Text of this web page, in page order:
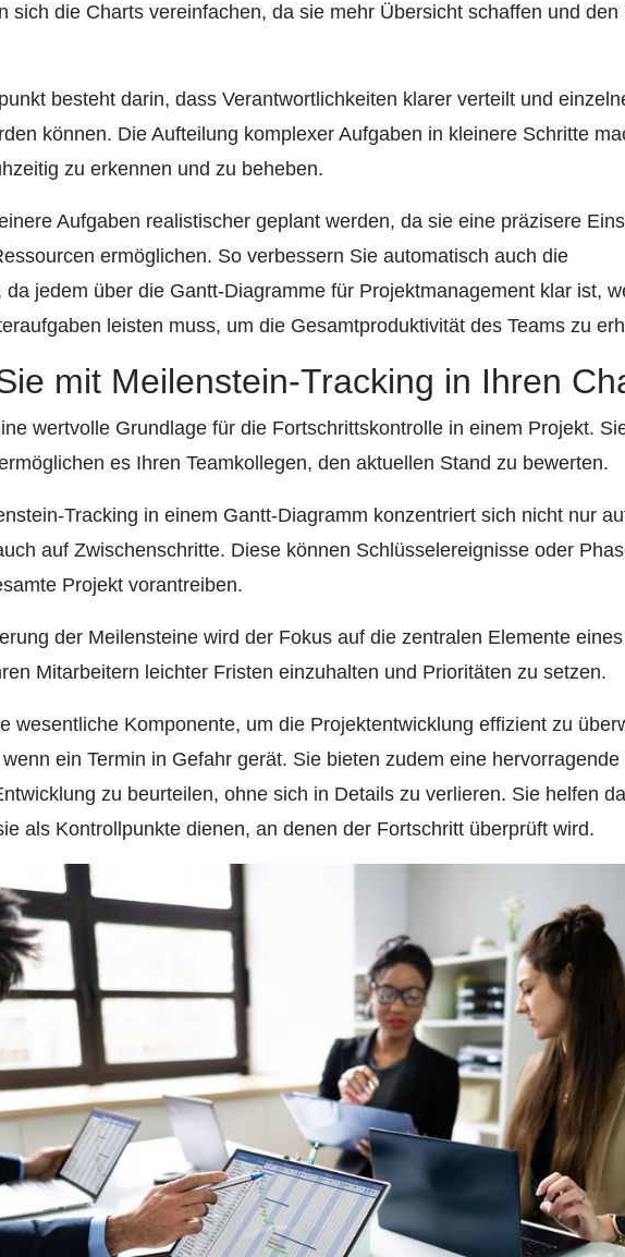
sich die Charts vereinfachen, da sie mehr Übersicht schaffen und den
besteht darin, dass Verantwortlichkeiten klarer verteilt und
können. Die Aufteilung komplexer Aufgaben in kleinere Schritte
zu erkennen und zu beheben.
Aufgaben realistischer geplant werden, da sie eine präzisere
ermöglichen. So verbessern Sie automatisch auch die
da jedem über die Gantt-Diagramme für Projektmanagement klar ist,
leisten muss, um die Gesamtproduktivität des Teams zu
mit Meilenstein-Tracking in Ihren
wertvolle Grundlage für die Fortschrittskontrolle in einem Projekt.
es Ihren Teamkollegen, den aktuellen Stand zu bewerten.
Tracking in einem Gantt-Diagramm konzentriert sich nicht nur
auf Zwischenschritte. Diese können Schlüsselereignisse oder
Projekt vorantreiben.
der Meilensteine wird der Fokus auf die zentralen Elemente
Mitarbeitern leichter Fristen einzuhalten und Prioritäten zu setzen.
wesentliche Komponente, um die Projektentwicklung effizient zu
ein Termin in Gefahr gerät. Sie bieten zudem eine
zu beurteilen, ohne sich in Details zu verlieren. Sie helfen
als Kontrollpunkte dienen, an denen der Fortschritt überprüft wird.